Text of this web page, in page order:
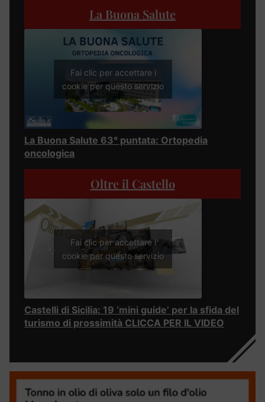
La Buona Salute
Fai clic per accettare i
cookie per questo servizio
La Buona Salute 63° puntata: Ortopedia
oncologica
Oltre il Castello
Fai clic per accettare i
cookie per questo servizio
Castelli di Sicilia: 19 ‘mini guide’ per la sfida del
turismo di prossimità CLICCA PER IL VIDEO